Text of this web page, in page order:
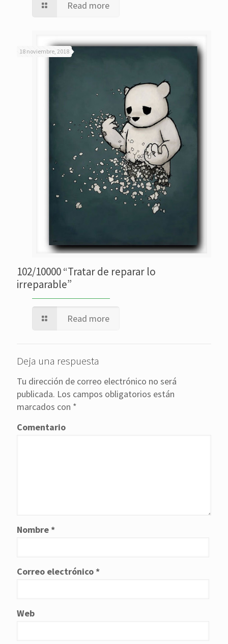
Read more
18 noviembre, 2018
102/10000 “Tratar de reparar lo
irreparable”
Read more
Deja una respuesta
Tu dirección de correo electrónico no será
publicada. Los campos obligatorios están
marcados con *
Comentario
Nombre*
Correo electrónico*
Web